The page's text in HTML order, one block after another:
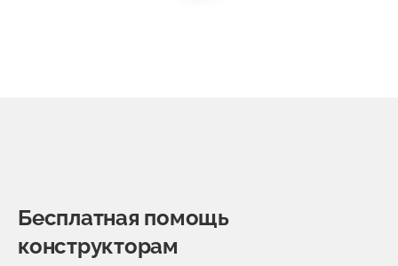
Бесплатная помощь
конструкторам